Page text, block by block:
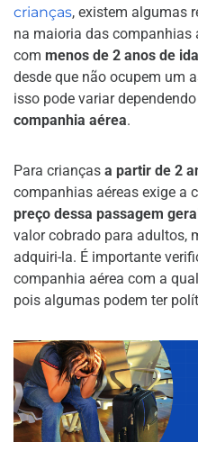
crianças, existem algumas
na maioria das companhias
com menos de 2 anos de
desde que não ocupem um
isso pode variar
companhia aérea.
Para crianças a partir de 2
companhias aéreas exige a
preço dessa passagem
valor cobrado para adultos,
adquiri-la. É importante
companhia aérea com a
pois algumas podem ter